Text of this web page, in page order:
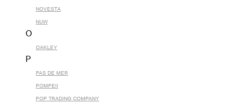
NOVESTA
NUW
O
OAKLEY
P
PAS DE MER
POMPEII
POP TRADING COMPANY